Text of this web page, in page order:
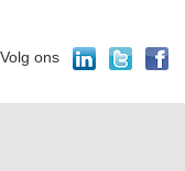
Volg ons